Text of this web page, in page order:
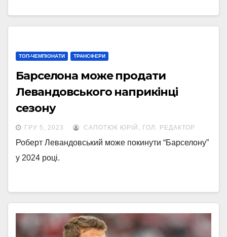
ТОП-ЧЕМПІОНАТИ ТРАНСФЕРИ
Барселона може продати
Левандовського наприкінці
сезону
ГРУ 5, 2023 САПОТЮК ЮРІЙ, ГОЛ. РЕДАКТОР
Роберт Левандовський може покинути “Барселону”
у 2024 році.